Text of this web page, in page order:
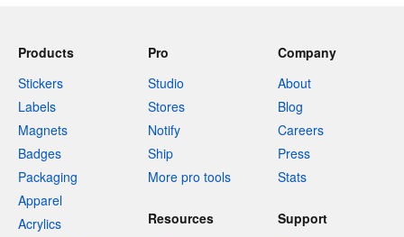
Products
Stickers
Labels
Magnets
Badges
Packaging
Apparel
Acrylics
Pro
Studio
Stores
Notify
Ship
More pro tools
Company
About
Blog
Careers
Press
Stats
Resources
Support